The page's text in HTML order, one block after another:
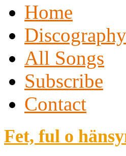
Home
Discography
All Songs
Subscribe
Contact
Fet, ful o